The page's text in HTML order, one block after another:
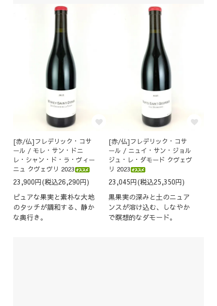
[赤/仏]フレデリック・コサ
ール / モレ・サン・ドニ
レ・シャン・ド・ラ・ヴィー
ニュ クヴェヴリ 2023
23,900円(税込26,290円)
ピュアな果実と素朴な大地
のタッチが調和する、静か
な奥行き。
[赤/仏]フレデリック・コサ
ール / ニュイ・サン・ジョル
ジュ・レ・ダモード クヴェヴ
リ 2023
23,045円(税込25,350円)
黒果実の深みと土のニュア
ンスが溶け込む、しなやか
で瞑想的なダモード。